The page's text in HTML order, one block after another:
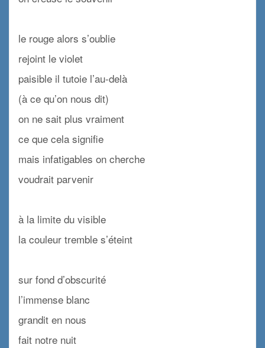
le rouge alors s’oublie
rejoint le violet
paisible il tutoie l’au-delà
(à ce qu’on nous dit)
on ne sait plus vraiment
ce que cela signifie
mais infatigables on cherche
voudrait parvenir
à la limite du visible
la couleur tremble s’éteint
sur fond d’obscurité
l’immense blanc
grandit en nous
fait notre nuit